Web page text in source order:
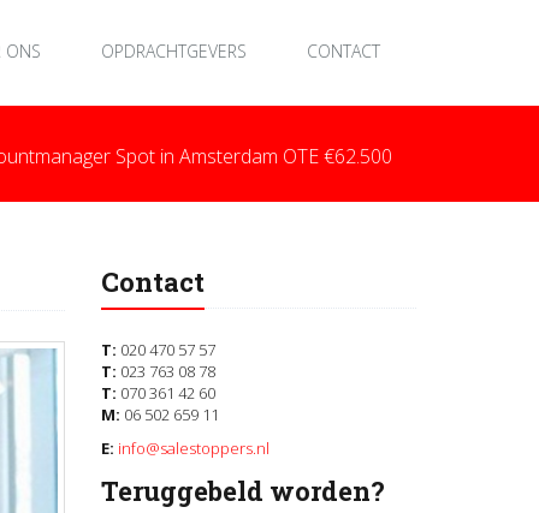
ONS OPDRACHTGEVERS CONTACT
Spot in Amsterdam OTE €62.500
Contact
T: 020 470 57 57
T: 023 763 08 78
T: 070 361 42 60
M: 06 502 659 11
E: info@salestoppers.nl
Teruggebeld worden?